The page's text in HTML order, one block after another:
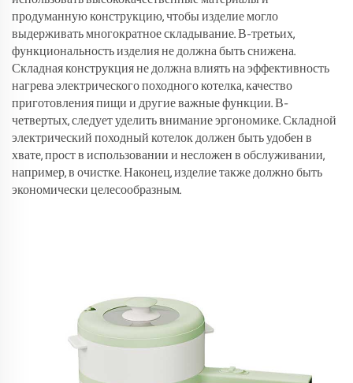
продуманную конструкцию, чтобы изделие могло
выдерживать многократное складывание. В-третьих,
функциональность изделия не должна быть снижена.
Складная конструкция не должна влиять на эффективность
нагрева электрического походного котелка, качество
приготовления пищи и другие важные функции. В-
четвертых, следует уделить внимание эргономике. Складной
электрический походный котелок должен быть удобен в
хвате, прост в использовании и несложен в обслуживании,
например, в очистке. Наконец, изделие также должно быть
экономически целесообразным.